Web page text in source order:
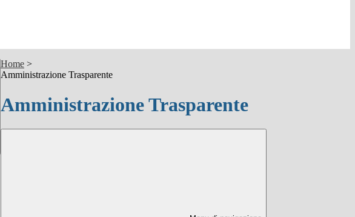
Home >
Amministrazione Trasparente
Amministrazione Trasparente